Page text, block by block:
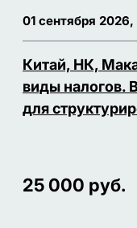
01 сентября 2026,
Китай, НК,
виды налогов.
для
25 000 руб.